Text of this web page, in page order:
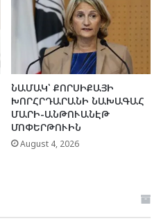
ՆԱՄԱԿ՝ ՔՈՐՍԻՔԱՅԻ
ԽՈՐՀՐԴԱՐԱՆԻ ՆԱԽԱԳԱՀ
ՄԱՐԻ-ԱՆԹՈՒԱՆԷԹ
ՄՈՓԵՐԹՈՒԻՆ
August 4, 2026